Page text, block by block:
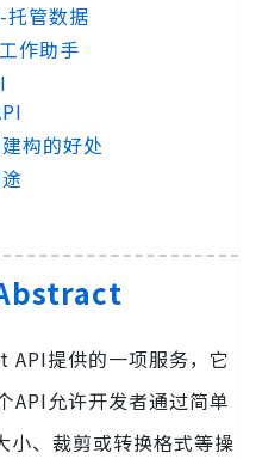
管数据
作助手
构的好处
API提供的一项服务，它
API允许开发者通过简单
、裁剪或转换格式等操